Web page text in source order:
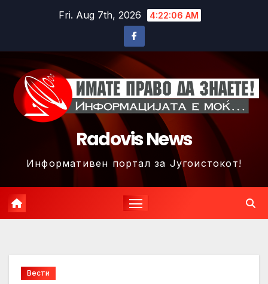
Fri. Aug 7th, 2026 4:22:09 AM
Radovis News
Информативен портал за Југоистокот!
Вести